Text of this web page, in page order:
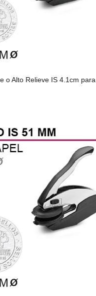
o Alto Relieve IS 4.1cm para